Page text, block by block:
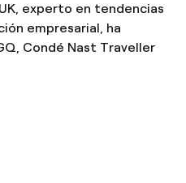
experto en tendencias
empresarial, ha
Condé Nast Traveller